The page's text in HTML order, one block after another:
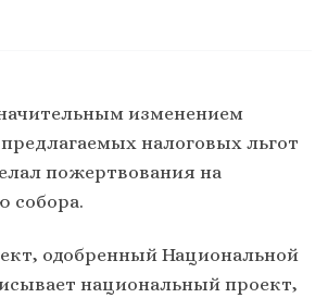
изменением
налоговых льгот
пожертвования на
собора.
одобренный Национальной
национальный проект,